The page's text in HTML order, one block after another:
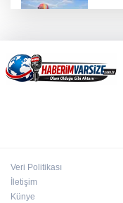
ATA
Veri Politikası
İletişim
Künye